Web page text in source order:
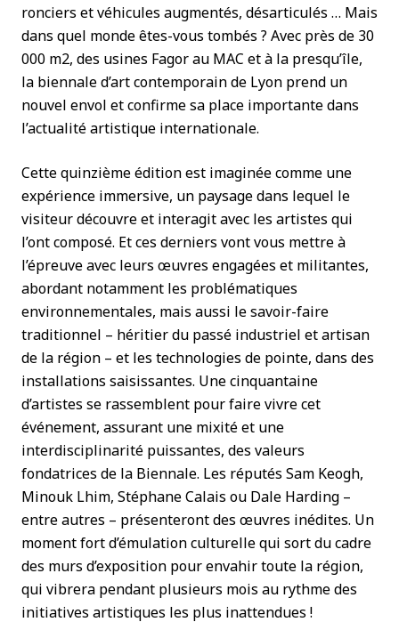
ronciers et véhicules augmentés, désarticulés … Mais
dans quel monde êtes-vous tombés ? Avec près de 30
000 m2, des usines Fagor au MAC et à la presqu’île,
la biennale d’art contemporain de Lyon prend un
nouvel envol et confirme sa place importante dans
l’actualité artistique internationale.
Cette quinzième édition est imaginée comme une
expérience immersive, un paysage dans lequel le
visiteur découvre et interagit avec les artistes qui
l’ont composé. Et ces derniers vont vous mettre à
l’épreuve avec leurs œuvres engagées et militantes,
abordant notamment les problématiques
environnementales, mais aussi le savoir-faire
traditionnel – héritier du passé industriel et artisan
de la région – et les technologies de pointe, dans des
installations saisissantes. Une cinquantaine
d’artistes se rassemblent pour faire vivre cet
événement, assurant une mixité et une
interdisciplinarité puissantes, des valeurs
fondatrices de la Biennale. Les réputés Sam Keogh,
Minouk Lhim, Stéphane Calais ou Dale Harding –
entre autres – présenteront des œuvres inédites. Un
moment fort d’émulation culturelle qui sort du cadre
des murs d’exposition pour envahir toute la région,
qui vibrera pendant plusieurs mois au rythme des
initiatives artistiques les plus inattendues !